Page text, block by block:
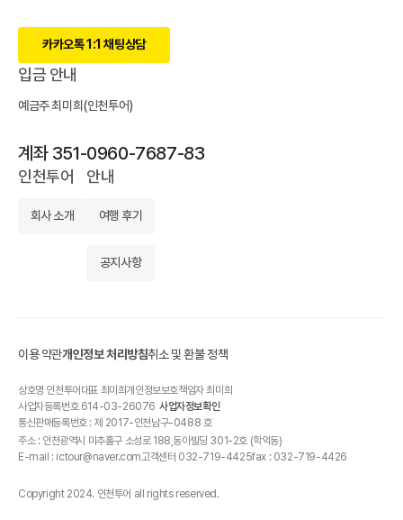
카카오톡 1:1 채팅상담
입금 안내
예금주 최미희(인천투어)
계좌 351-0960-7687-83
인천투어
회사 소개
안내
여행 후기
공지사항
이용 약관개인정보 처리방침취소 및 환불 정책
상호명 인천투어대표 최미희개인정보보호책임자 최미희
사업자등록번호 614-03-26076 사업자정보확인
통신판매등록번호 : 제 2017-인천남구-0488 호
주소 : 인천광역시 미추홀구 소성로 188,동아빌딩 301-2호 (학익동)
E-mail : ictour@naver.com고객센터 032-719-4425fax : 032-719-4426
Copyright 2024. 인천투어 all rights reserved.